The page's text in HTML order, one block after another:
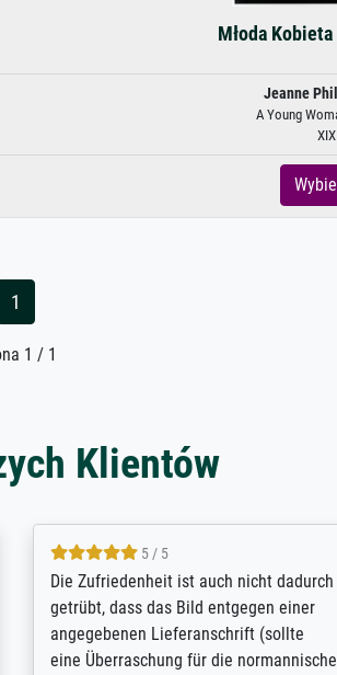
Młoda
Jeanne
A Young
1
1 / 1
Klientów
4.8 / 5
Hervorragende Qualität. Man kann sich
vieles anpassen lassen, wie z.B.:
Randentfernung, Farbe, Helligkeit,
Kontrast und Weiteres. Sehr freundliche